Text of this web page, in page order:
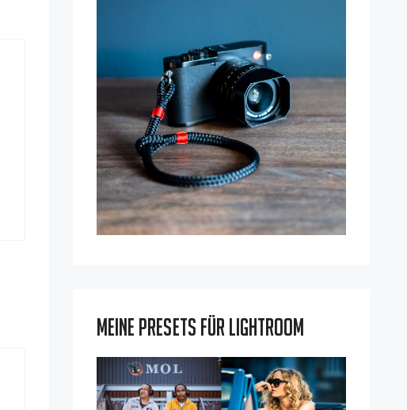
Meine Presets für Lightroom